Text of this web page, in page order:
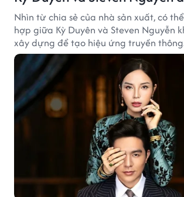
Nhìn từ chia sẻ của nhà sản xuất, có
hợp giữa Kỳ Duyên và Steven Nguyễn
xây dựng để tạo hiệu ứng truyền